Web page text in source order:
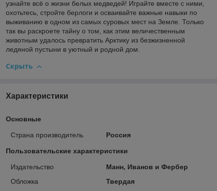
узнайте всё о жизни белых медведей! Играйте вместе с ними,
охотьтесь, стройте берлоги и осваивайте важные навыки по
выживанию в одном из самых суровых мест на Земле. Только
так вы раскроете тайну о том, как этим величественным
животным удалось превратить Арктику из безжизненной
ледяной пустыни в уютный и родной дом.
Скрыть
Характеристики
Основные
Страна производитель Россия
Пользовательские характеристики
Издательство
Манн, Иванов и Фербер
Обложка
Твердая